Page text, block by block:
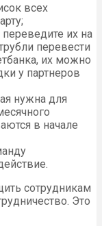
всех
переведите их на
перевести
их можно
у партнеров
нужна для
в начале
сотрудникам
Это